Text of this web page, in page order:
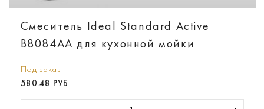
Смеситель Ideal Standard Active
B8084AA для кухонной мойки
Под заказ
580.48 РУБ